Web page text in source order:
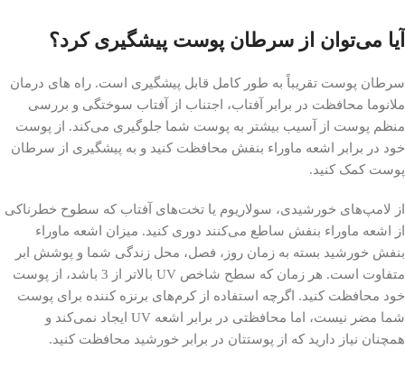
آیا می‌توان از سرطان پوست پیشگیری کرد؟
سرطان پوست تقریباً به طور کامل قابل پیشگیری است. راه های درمان
ملانوما محافظت در برابر آفتاب، اجتناب از آفتاب سوختگی و بررسی
منظم پوست از آسیب بیشتر به پوست شما جلوگیری می‌کند. از پوست
خود در برابر اشعه ماوراء بنفش محافظت کنید و به پیشگیری از سرطان
پوست کمک کنید.
از لامپ‌های خورشیدی، سولاریوم یا تخت‌های آفتاب که سطوح خطرناکی
از اشعه ماوراء بنفش ساطع می‌کنند دوری کنید. میزان اشعه ماوراء
بنفش خورشید بسته به زمان روز، فصل، محل زندگی شما و پوشش ابر
متفاوت است. هر زمان که سطح شاخص UV بالاتر از 3 باشد، از پوست
خود محافظت کنید. اگرچه استفاده از کرم‌های برنزه کننده برای پوست
شما مضر نیست، اما محافظتی در برابر اشعه UV ایجاد نمی‌کند و
همچنان نیاز دارید که از پوستتان در برابر خورشید محافظت کنید.